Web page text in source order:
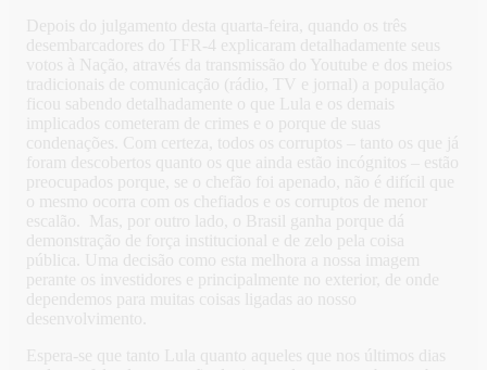
Depois do julgamento desta quarta-feira, quando os três
desembarcadores do TFR-4 explicaram detalhadamente seus
votos à Nação, através da transmissão do Youtube e dos meios
tradicionais de comunicação (rádio, TV e jornal) a população
ficou sabendo detalhadamente o que Lula e os demais
implicados cometeram de crimes e o porque de suas
condenações. Com certeza, todos os corruptos – tanto os que já
foram descobertos quanto os que ainda estão incógnitos – estão
preocupados porque, se o chefão foi apenado, não é difícil que
o mesmo ocorra com os chefiados e os corruptos de menor
escalão. Mas, por outro lado, o Brasil ganha porque dá
demonstração de força institucional e de zelo pela coisa
pública. Uma decisão como esta melhora a nossa imagem
perante os investidores e principalmente no exterior, de onde
dependemos para muitas coisas ligadas ao nosso
desenvolvimento.
Espera-se que tanto Lula quanto aqueles que nos últimos dias